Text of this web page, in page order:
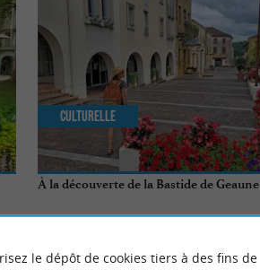
À la découverte de la Bastide de Geaune
Culturelle
le dépôt de cookies tiers à des fins de